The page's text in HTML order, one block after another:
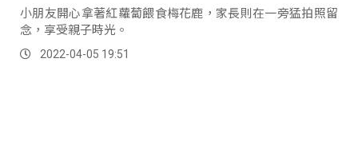
小朋友開心拿著紅蘿蔔餵食梅花鹿，家長則在一旁猛拍照留
念，享受親子時光。
2022-04-05 19:51